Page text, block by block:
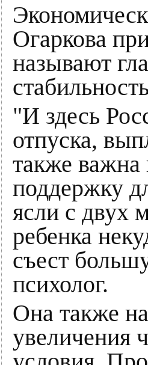
Огаркова
называют
"И здесь
отпуска,
также важна
поддержку
ясли с двух
ребенка
съест
психолог.
Она также
увеличения